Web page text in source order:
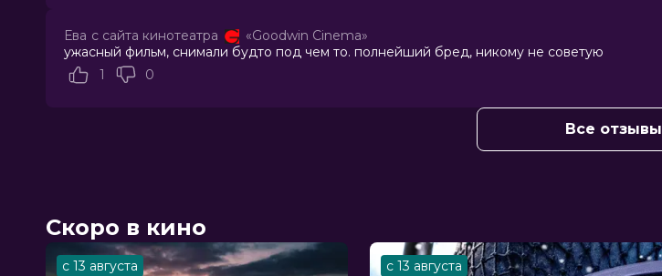
Ева с сайта кинотеатра «Goodwin Cinema»
ужасный фильм, снимали будто под чем то. полнейший бред, никому не советую
1
0
Все отзывы
Скоро в кино
с 13 августа с 13 августа